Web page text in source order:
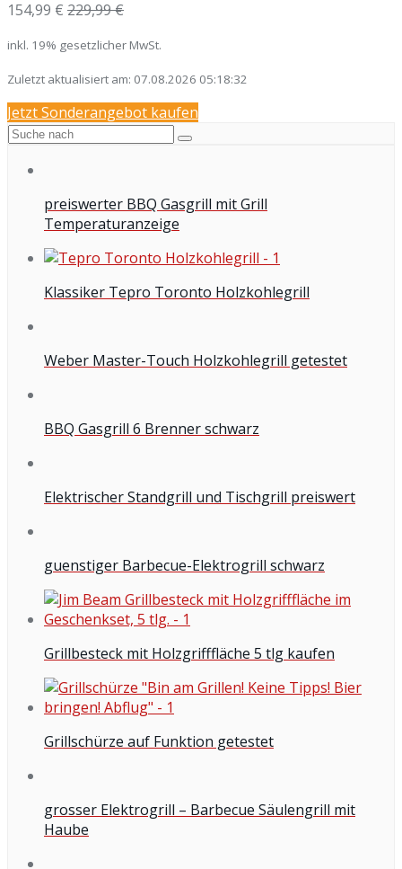
154,99 € 229,99 €
inkl. 19% gesetzlicher MwSt.
Zuletzt aktualisiert am: 07.08.2026 05:18:32
Jetzt Sonderangebot kaufen
preiswerter BBQ Gasgrill mit Grill
Temperaturanzeige
Klassiker Tepro Toronto Holzkohlegrill
Weber Master-Touch Holzkohlegrill getestet
BBQ Gasgrill 6 Brenner schwarz
Elektrischer Standgrill und Tischgrill preiswert
guenstiger Barbecue-Elektrogrill schwarz
Grillbesteck mit Holzgrifffläche 5 tlg kaufen
Grillschürze auf Funktion getestet
grosser Elektrogrill – Barbecue Säulengrill mit
Haube